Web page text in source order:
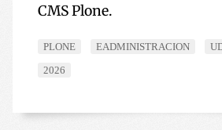
CMS Plone.
PLONE EADMINISTRACION
2026